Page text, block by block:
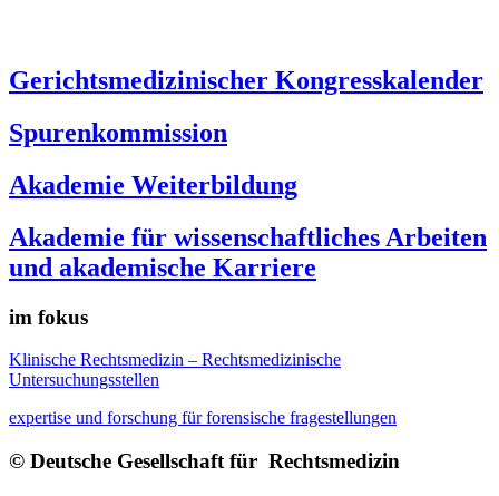
Gerichtsmedizinischer Kongresskalender
Spurenkommission
Akademie Weiterbildung
Akademie für wissenschaftliches Arbeiten
und akademische Karriere
im fokus
Klinische Rechtsmedizin – Rechtsmedizinische
Untersuchungsstellen
expertise und forschung für forensische fragestellungen
© Deutsche Gesellschaft für Rechtsmedizin